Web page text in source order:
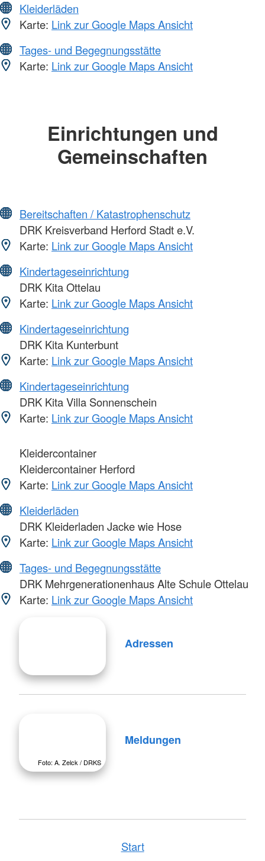
Kleiderläden
Karte: Link zur Google Maps Ansicht
Tages- und Begegnungsstätte
Karte: Link zur Google Maps Ansicht
Einrichtungen und
Gemeinschaften
Bereitschaften / Katastrophenschutz
DRK Kreisverband Herford Stadt e.V.
Karte: Link zur Google Maps Ansicht
Kindertageseinrichtung
DRK Kita Ottelau
Karte: Link zur Google Maps Ansicht
Kindertageseinrichtung
DRK Kita Kunterbunt
Karte: Link zur Google Maps Ansicht
Kindertageseinrichtung
DRK Kita Villa Sonnenschein
Karte: Link zur Google Maps Ansicht
Kleidercontainer
Kleidercontainer Herford
Karte: Link zur Google Maps Ansicht
Kleiderläden
DRK Kleiderladen Jacke wie Hose
Karte: Link zur Google Maps Ansicht
Tages- und Begegnungsstätte
DRK Mehrgenerationenhaus Alte Schule Ottelau
Karte: Link zur Google Maps Ansicht
Adressen
Foto: A. Zelck / DRKS
Meldungen
Start